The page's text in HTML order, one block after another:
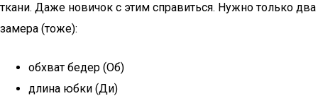
ткани. Даже новичок с этим справиться. Нужно только два
замера (тоже):
обхват бедер (Об)
длина юбки (Ди)